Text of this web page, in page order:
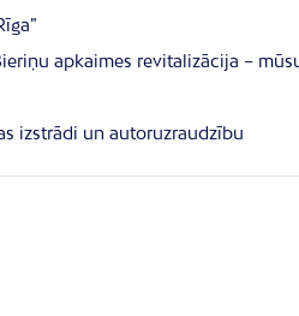
apkaimes revitalizācija –
izstrādi un autoruzraudzību